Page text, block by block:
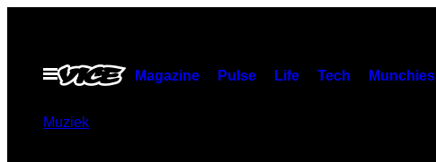
Open
menu
Magazine Pulse Life Tech Munchies
Muziek